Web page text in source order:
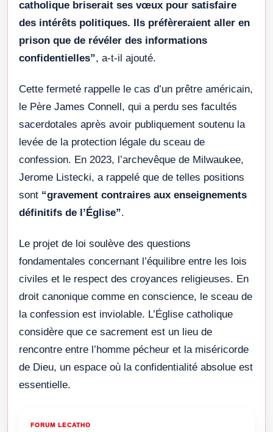
catholique briserait ses vœux pour satisfaire
des intérêts politiques. Ils préfèreraient aller en
prison que de révéler des informations
confidentielles”, a-t-il ajouté.
Cette fermeté rappelle le cas d’un prêtre américain,
le Père James Connell, qui a perdu ses facultés
sacerdotales après avoir publiquement soutenu la
levée de la protection légale du sceau de
confession. En 2023, l’archevêque de Milwaukee,
Jerome Listecki, a rappelé que de telles positions
sont “gravement contraires aux enseignements
définitifs de l’Église”.
Le projet de loi soulève des questions
fondamentales concernant l’équilibre entre les lois
civiles et le respect des croyances religieuses. En
droit canonique comme en conscience, le sceau de
la confession est inviolable. L’Église catholique
considère que ce sacrement est un lieu de
rencontre entre l’homme pécheur et la miséricorde
de Dieu, un espace où la confidentialité absolue est
essentielle.
FORUM LECATHO